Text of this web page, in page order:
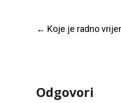
Post
← Koje je radno
Odgovori